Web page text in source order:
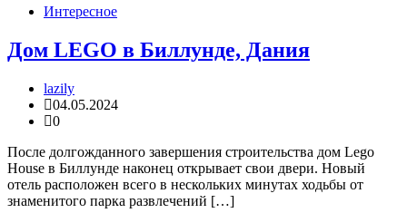
Интересное
Дом LEGO в Биллунде, Дания
lazily
04.05.2024
0
После долгожданного завершения строительства дом Lego
House в Биллунде наконец открывает свои двери. Новый
отель расположен всего в нескольких минутах ходьбы от
знаменитого парка развлечений […]